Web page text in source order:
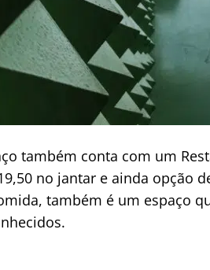
também conta com um
no jantar e ainda opção
também é um espaço